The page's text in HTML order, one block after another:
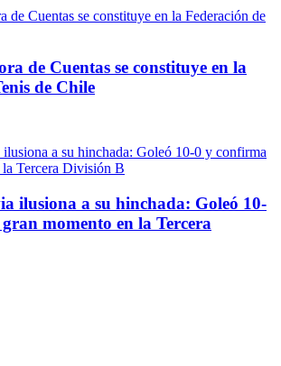
de Cuentas se constituye en la
de Chile
ilusiona a su hinchada: Goleó 10-
momento en la Tercera